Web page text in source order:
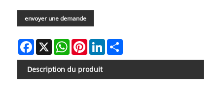
envoyer une demande
Facebook
X WhatsAppPinterestLinkedIn
Description du produit